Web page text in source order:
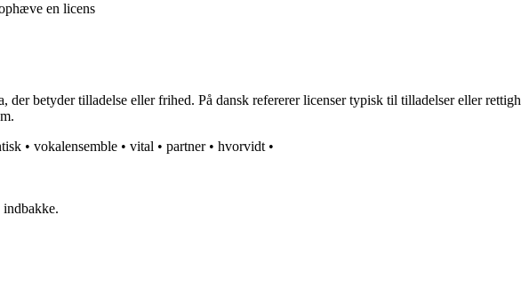
en licens
der betyder tilladelse eller frihed. På dansk refererer licenser typisk til tilladelser eller
• vokalensemble • vital • partner• hvorvidt •